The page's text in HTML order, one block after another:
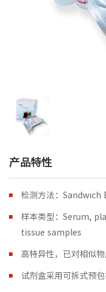
产品特性
检测方法：Sandwich
样本类型：Serum,
tissue samples
高特异性，已对相似
试剂盒采用可拆式预